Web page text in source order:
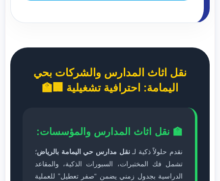
نقل اثاث المدارس والشركات بحي
اليمامة: احترافية تشغيلية 🏢🏫
🏫 نقل اثاث المدارس والمؤسسات:
نقدم حلولاً ذكية لـنقل مدارس حي اليمامة بالرياض؛
تشمل فك المختبرات، السبورات الذكية، والمقاعد
الدراسية بجدول زمني يضمن “صفر تعطيل” للعملية